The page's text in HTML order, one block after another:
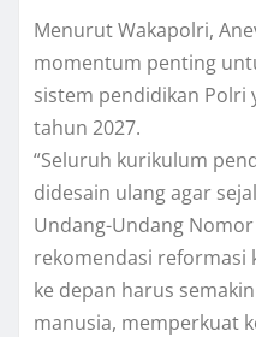
Menurut Wakapolri,
momentum penting
sistem pendidikan Polri
tahun 2027.
“Seluruh kurikulum
didesain ulang agar
Undang-Undang
rekomendasi reformasi
ke depan harus
manusia, memperkuat